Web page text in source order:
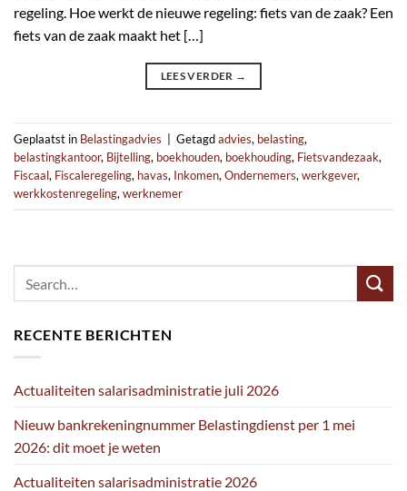
regeling. Hoe werkt de nieuwe regeling: fiets van de zaak? Een
fiets van de zaak maakt het […]
LEES VERDER →
Geplaatst in Belastingadvies Getagdadvies, belasting,
belastingkantoor, Bijtelling, boekhouden, boekhouding, Fietsvandezaak,
Fiscaal, Fiscaleregeling, havas, Inkomen, Ondernemers, werkgever,
werkkostenregeling, werknemer
RECENTE BERICHTEN
Actualiteiten salarisadministratie juli 2026
Nieuw bankrekeningnummer Belastingdienst per 1 mei
2026: dit moet je weten
Actualiteiten salarisadministratie 2026